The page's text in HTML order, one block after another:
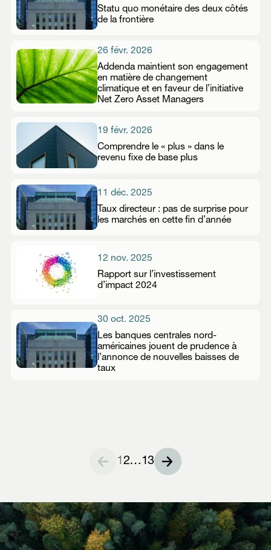
Statu quo monétaire des deux côtés
de la frontière
26 févr. 2026
Addenda maintient son engagement
en matière de changement
climatique et en faveur de l’initiative
Net Zero Asset Managers
19 févr. 2026
Comprendre le « plus » dans le
revenu fixe de base plus
11 déc. 2025
Taux directeur : pas de surprise pour
les marchés en cette fin d’année
12 nov. 2025
Rapport sur l’investissement
d’impact 2024
30 oct. 2025
Les banques centrales nord-
américaines jouent de prudence à
l’annonce de nouvelles baisses de
taux
1 2…13